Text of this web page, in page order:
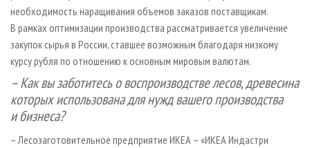
необходимость наращивания объемов заказов поставщикам.
В рамках оптимизации производства рассматривается увеличение
закупок сырья в России, ставшее возможным благодаря низкому
курсу рубля по отношению к основным мировым валютам.
– Как вы заботитесь о воспроизводстве лесов, древесина
которых использована для нужд вашего производства
и бизнеса?
– Лесозаготовительное предприятие ИКЕА – «ИКЕА Индастри